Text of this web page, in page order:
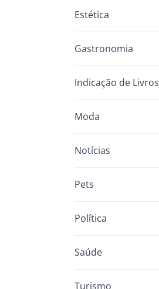
Estética
Gastronomia
Indicação de Livros
Moda
Notícias
Pets
Política
Saúde
Turismo